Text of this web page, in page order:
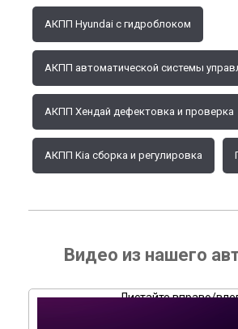
АКПП Hyundai с гидроблоком
АКПП автоматической системы
АКПП Хендай дефектовка и проверка
АКПП Kia сборка и регулировка
Видео из нашего
Листайте вправо/